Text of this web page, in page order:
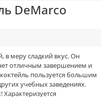
DeMarco
в меру сладкий вкус. Он
отличным завершением и
пользуется большим
учебных заведениях.
Характеризуется